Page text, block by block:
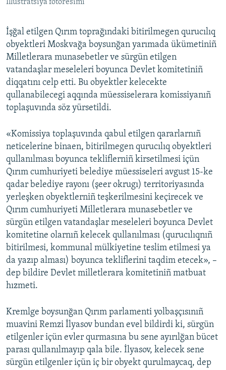
RFE/RS bütün saytları
İllüstratsiya fotoresimi
İşğal etilgen Qırım toprağındaki bitirilmegen qurucılıq
obyektleri Moskvağa boysunğan yarımada ükümetiniñ
Milletlerara munasebetler ve sürgün etilgen
vatandaşlar meseleleri boyunca Devlet komitetiniñ
diqqatını celp etti. Bu obyektler kelecekte
qullanabilecegi aqqında müessiselerara komissiyanıñ
toplaşuvında söz yürsetildi.
«Komissiya toplaşuvında qabul etilgen qararlarnıñ
neticelerine binaen, bitirilmegen qurucılıq obyektleri
qullanılması boyunca tekliflerniñ kirsetilmesi içün
Qırım cumhuriyeti belediye müessiseleri avgust 15-ke
qadar belediye rayonı (şeer okrugı) territoriyasında
yerleşken obyektlerniñ teşkerilmesini keçirecek ve
Qırım cumhuriyeti Milletlerara munasebetler ve
sürgün etilgen vatandaşlar meseleleri boyunca Devlet
komitetine olarnıñ kelecek qullanılması (qurucılıqnıñ
bitirilmesi, kommunal mülkiyetine teslim etilmesi ya
da yazıp alması) boyunca tekliflerini taqdim etecek», –
dep bildire Devlet milletlerara komitetiniñ matbuat
hızmeti.
Kremlge boysunğan Qırım parlamenti yolbaşçısınıñ
muavini Remzi İlyasov bundan evel bildirdi ki, sürgün
etilgenler içün evler qurmasına bu sene ayırılğan bücet
parası qullanılmayıp qala bile. İlyasov, kelecek sene
sürgün etilgenler içün iç bir obyekt qurulmaycaq, dep